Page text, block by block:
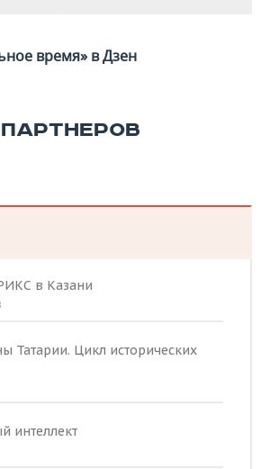
время» в Дзен
в Казани
Татарии. Цикл исторических
интеллект